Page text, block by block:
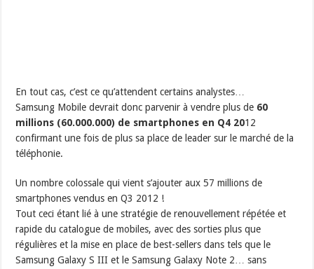
En tout cas, c’est ce qu’attendent certains analystes…
Samsung Mobile devrait donc parvenir à vendre plus de 60
millions (60.000.000) de smartphones en Q4 2012
confirmant une fois de plus sa place de leader sur le marché de la
téléphonie.
Un nombre colossale qui vient s’ajouter aux 57 millions de
smartphones vendus en Q3 2012 !
Tout ceci étant lié à une stratégie de renouvellement répétée et
rapide du catalogue de mobiles, avec des sorties plus que
régulières et la mise en place de best-sellers dans tels que le
Samsung Galaxy S III et le Samsung Galaxy Note 2… sans